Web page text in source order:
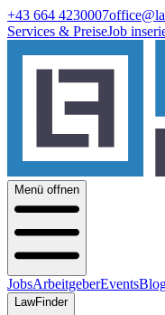
+43 664 4230007
Services & PreiseJob
Menü offnen
JobsArbeitgeberEvents
LawFinder